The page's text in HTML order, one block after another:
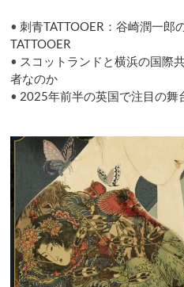
•刺青TATTOOER：谷崎潤一
TATTOOER
• スコットランドと横浜の国際
者なのか
• 2025年前半の英国で注目の舞